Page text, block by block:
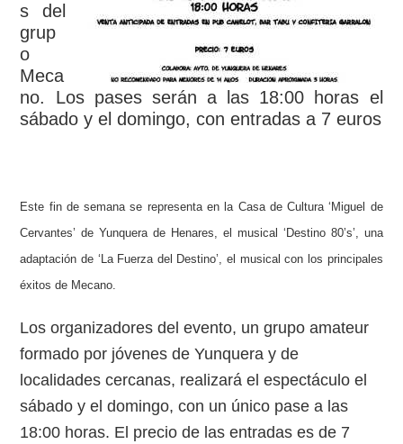
s del
grup
o
Meca
no. Los pases serán a las 18:00 horas el
sábado y el domingo, con entradas a 7 euros
Este fin de semana se representa en la Casa de Cultura ‘Miguel de
Cervantes’ de Yunquera de Henares, el musical ‘Destino 80’s’, una
adaptación de ‘La Fuerza del Destino’, el musical con los principales
éxitos de Mecano.
Los organizadores del evento, un grupo amateur
formado por jóvenes de Yunquera y de
localidades cercanas, realizará el espectáculo el
sábado y el domingo, con un único pase a las
18:00 horas. El precio de las entradas es de 7